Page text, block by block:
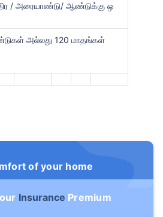
/ அரையாண்டு/ ஆண்டுக்கு ஒ
அல்லது 120 மாதங்கள்
of your home
Insurance Premium